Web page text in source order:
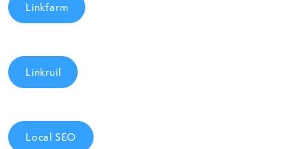
Linkfarm
Linkruil
Local SEO